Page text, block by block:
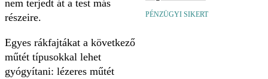
nem terjedt át a test más
részeire.
Egyes rákfajtákat a következő
műtét típusokkal lehet
gyógyítani: lézeres műtét
PÉNZÜGYI SIKERT